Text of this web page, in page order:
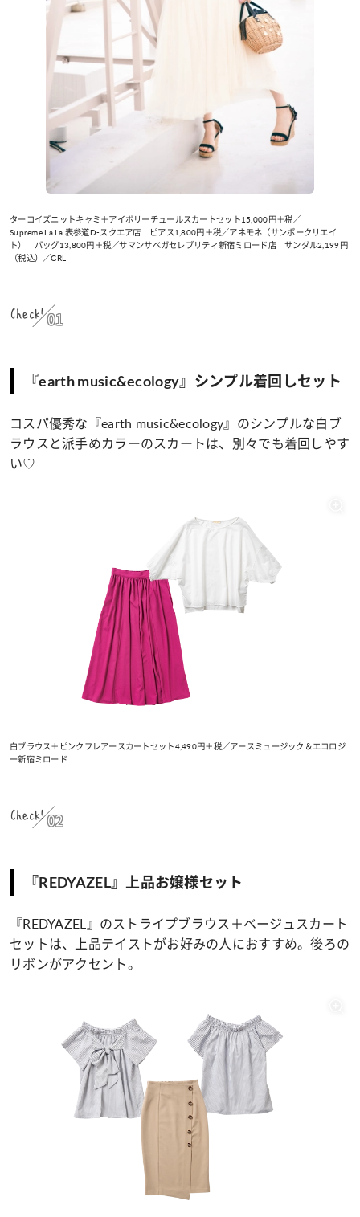
ターコイズニットキャミ＋アイボリーチュールスカートセット15,000円＋税／
Supreme.La.La.表参道D-スクエア店 ピアス1,800円＋税／アネモネ（サンポークリエイ
ト） バッグ13,800円＋税／サマンサベガセレブリティ新宿ミロード店 サンダル2,199円
（税込）／GRL
Check! 01
『earth music&ecology』シンプル着回しセット
コスパ優秀な『earth music&ecology』のシンプルな白ブ
ラウスと派手めカラーのスカートは、別々でも着回しやす
い♡
白ブラウス＋ピンクフレアースカートセット4,490円＋税／アースミュージック＆エコロジ
ー新宿ミロード
Check! 02
『REDYAZEL』上品お嬢様セット
『REDYAZEL』のストライプブラウス＋ベージュスカート
セットは、上品テイストがお好みの人におすすめ。後ろの
リボンがアクセント。